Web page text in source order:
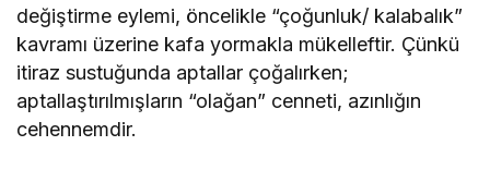
değiştirme eylemi, öncelikle “çoğunluk/ kalabalık”
kavramı üzerine kafa yormakla mükelleftir. Çünkü
itiraz sustuğunda aptallar çoğalırken;
aptallaştırılmışların “olağan” cenneti, azınlığın
cehennemdir.